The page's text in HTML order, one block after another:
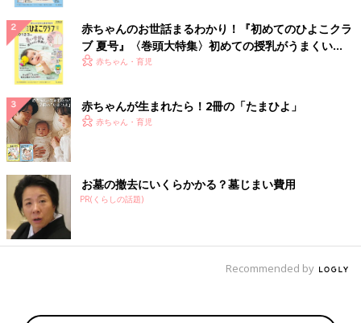
赤ちゃんのお世話まるわかり！『初めてのひよこクラ
ブ 夏号』〈巻頭大特集〉初めての授乳がうまくい
く！ おっぱい・ミルクの基本と夏のトラブル 解決テ
赤ちゃん・育児
赤ちゃんが生まれたら！2冊の「たまひよ」
赤ちゃん・育児
お墓の撤去にいくらかかる？墓じまい費用
PR(くらしの話題)
Recommended by